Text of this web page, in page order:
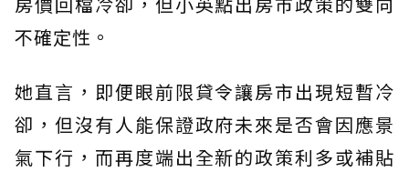
不確定性。
她直言，即便眼前限貸令讓房市出現短暫冷
卻，但沒有人能保證政府未來是否會因應景
氣下行，而再度端出全新的政策利多或補貼